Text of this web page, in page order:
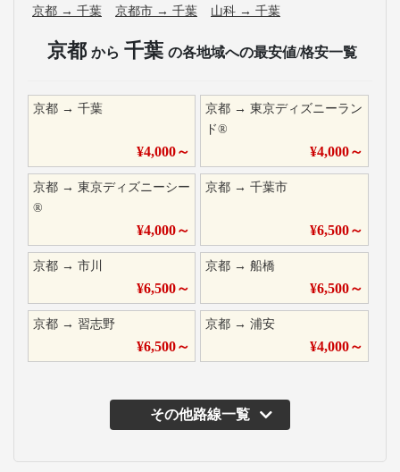
京都 → 千葉 京都市 → 千葉 山科 → 千葉
京都 から 千葉 の各地域への最安値/格安一覧
京都 → 千葉
¥4,000～
京都 →東京ディズニーラン
ド®
¥4,000～
京都 → 東京ディズニーシー
®
¥4,000～
京都 →千葉市
¥6,500～
京都 → 市川
¥6,500～
京都 →船橋
¥6,500～
京都 → 習志野
¥6,500～
京都 →浦安
¥4,000～
その他路線一覧